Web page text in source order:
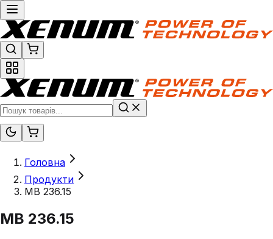
Головна
Продукти
MB 236.15
MB 236.15